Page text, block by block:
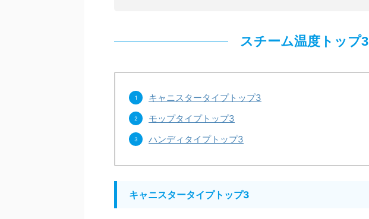
スチーム温度トップ3
キャニスタータイプトップ3
モップタイプトップ3
ハンディタイプトップ3
キャニスタータイプトップ3